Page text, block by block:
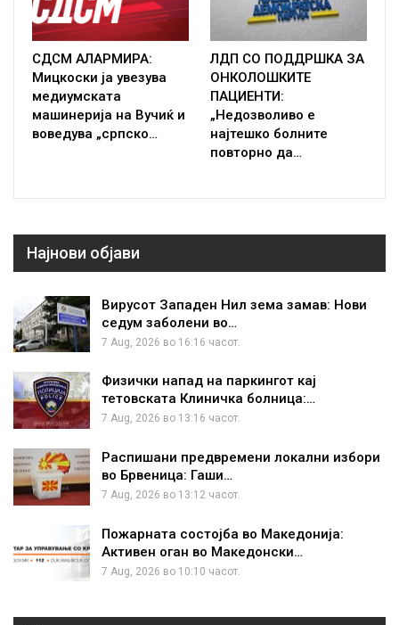
СДСМ АЛАРМИРА:
Мицкоски ја увезува
медиумската
машинерија на Вучиќ и
воведува „српско…
ЛДП СО ПОДДРШКА ЗА
ОНКОЛОШКИТЕ
ПАЦИЕНТИ:
„Недозволиво е
најтешко болните
повторно да…
Најнови објави
Вирусот Западен Нил зема замав: Нови
седум заболени во…
7 Aug, 2026 во 16:16 часот.
Физички напад на паркингот кај
тетовската Клиничка болница:…
7 Aug, 2026 во 13:16 часот.
Распишани предвремени локални избори
во Брвеница: Гаши…
7 Aug, 2026 во 13:12 часот.
Пожарната состојба во Македонија:
Активен оган во Македонски…
7 Aug, 2026 во 10:10 часот.